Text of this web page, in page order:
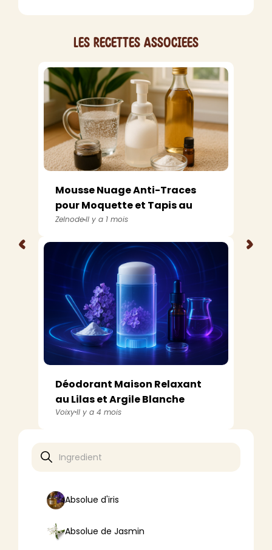
Absolue d'iris
Absolue de Jasmin
Les recettes associees
<
Mousse Nuage Anti-Traces
pour Moquette et Tapis au
Savon Noir ...
ZelnodeIl y a 1 mois
Déodorant Maison Relaxant
au Lilas et Argile Blanche
VoixyIl y a 4 mois
>